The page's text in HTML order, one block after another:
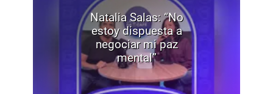
Natalia Salas: “No
estoy dispuesta a
negociar mi paz
mental”